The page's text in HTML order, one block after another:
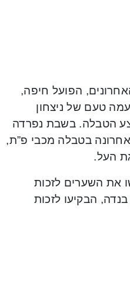
הפועל חיפה,
טעם של ניצחון
הטבלה. בשבת נפרדה
חיפה בתיקו 2:2 מהאחרונה בטבלה מכבי פ”ת,
את השערים לזכות
הבקיעו לזכות